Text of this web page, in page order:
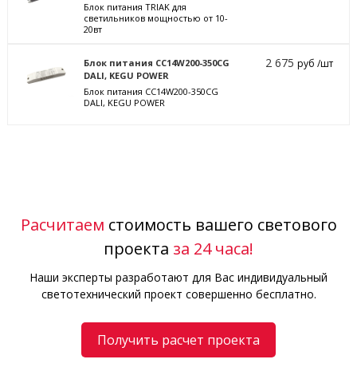
Блок питания TRIAK для
светильников мощностью от 10-
20вт
Блок питания CC14W200-350CG
DALI, KEGU POWER
Блок питания CC14W200-350CG
DALI, KEGU POWER
2 675руб /шт
Расчитаем стоимость вашего светового
проекта за 24 часа!
Наши эксперты разработают для Вас индивидуальный
светотехнический проект совершенно бесплатно.
Получить расчет проекта